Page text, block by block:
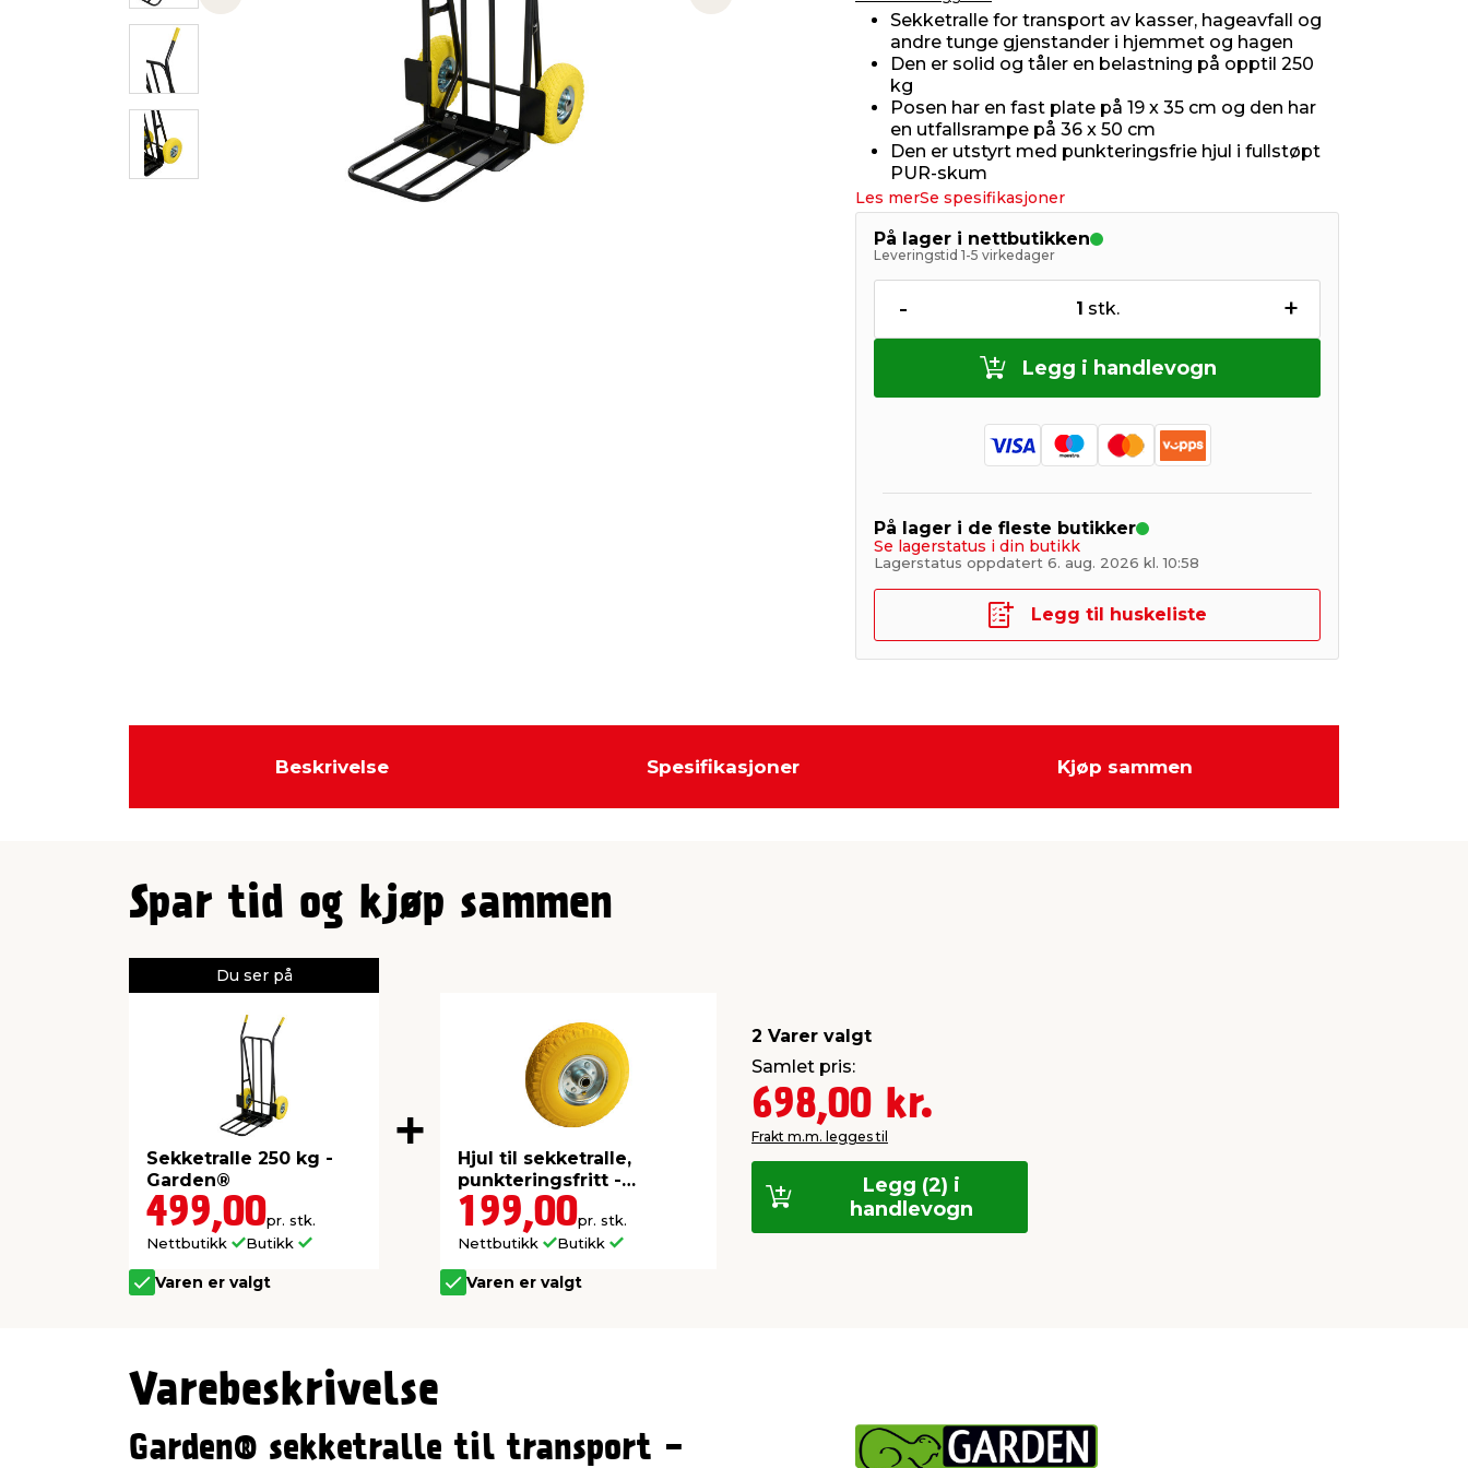
Previous slide Next slide
Sekketralle for transport av kasser, hageavfall og
andre tunge gjenstander i hjemmet og hagen
Den er solid og tåler en belastning på opptil 250
kg
Posen har en fast plate på 19 x 35 cm og den har
en utfallsrampe på 36 x 50 cm
Den er utstyrt med punkteringsfrie hjul i fullstøpt
PUR-skum
Les merSe spesifikasjoner
På lager i nettbutikken
Leveringstid 1-5 virkedager
- 1 stk. +
Legg i handlevogn
På lager i de fleste butikker
Se lagerstatus i din butikk
Lagerstatus oppdatert 6. aug. 2026 kl. 10:58
Legg til huskeliste
Beskrivelse Spesifikasjoner Kjøp sammen
Spar tid og kjøp sammen
Du ser på
Sekketralle 250 kg -
Garden®
499,00pr. stk.
Nettbutikk
Butikk
Varen er valgt
Hjul til sekketralle,
punkteringsfritt -
Garden®
199,00pr. stk.
Nettbutikk
Butikk
Varen er valgt
2 Varer valgt
Samlet pris:
698,00 kr.
Frakt m.m. legges til
Legg (2) i
handlevogn
Varebeskrivelse
Garden® sekketralle til transport -